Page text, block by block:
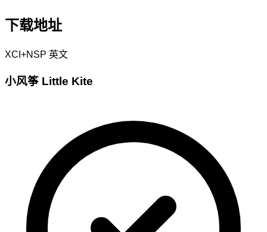
下载地址
XCI+NSP 英文
小风筝 Little Kite